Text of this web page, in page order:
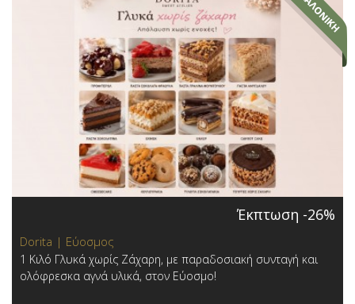
Έκπτωση -26%
Dorita | Εύοσμος
1 Κιλό Γλυκά χωρίς Ζάχαρη, με παραδοσιακή συνταγή και
ολόφρεσκα αγνά υλικά, στον Εύοσμο!